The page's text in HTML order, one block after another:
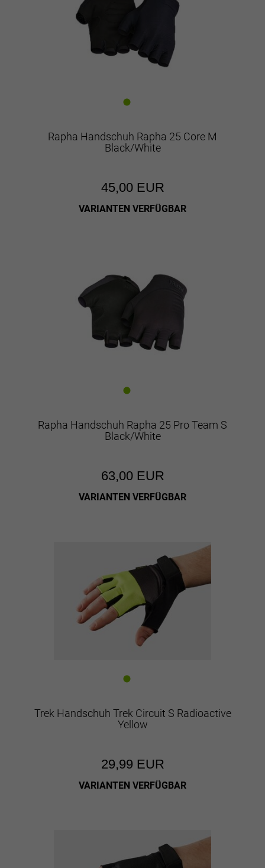
Rapha Handschuh Rapha 25 Core M
Black/White
45,00 EUR
VARIANTEN VERFÜGBAR
Rapha Handschuh Rapha 25 Pro Team S
Black/White
63,00 EUR
VARIANTEN VERFÜGBAR
Trek Handschuh Trek Circuit S Radioactive
Yellow
29,99 EUR
VARIANTEN VERFÜGBAR